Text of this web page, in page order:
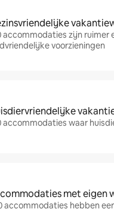
accommodaties zijn ruimer
voorzieningen
accommodaties waar
met eigen
accommodaties hebben